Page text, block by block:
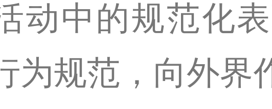
动中的规范化
为规范，向外界